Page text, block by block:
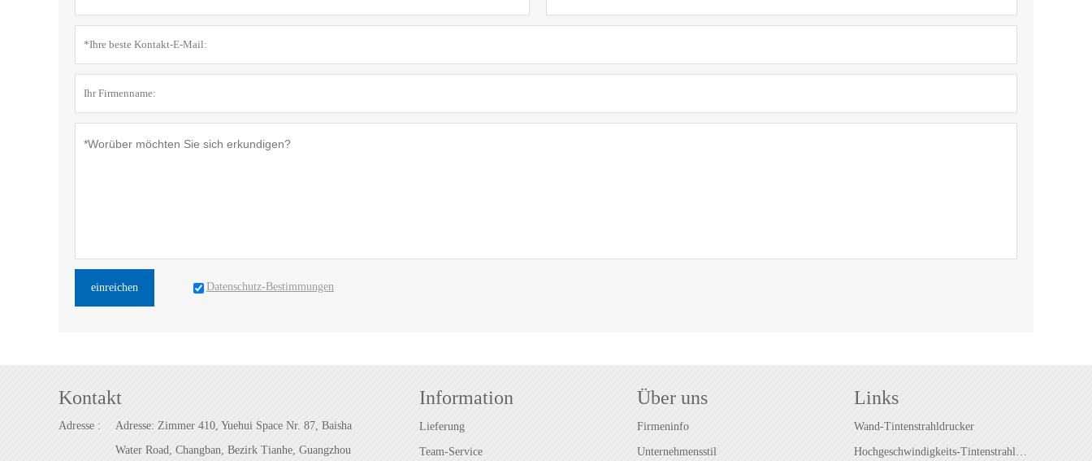
einreichen Datenschutz-Bestimmungen
Kontakt
Adresse :
Adresse: Zimmer 410, Yuehui Space Nr. 87, Baisha
Water Road, Changban, Bezirk Tianhe, Guangzhou
Information
Lieferung
Team-Service
Über uns
Firmeninfo
Unternehmensstil
Links
Wand-Tintenstrahldrucker